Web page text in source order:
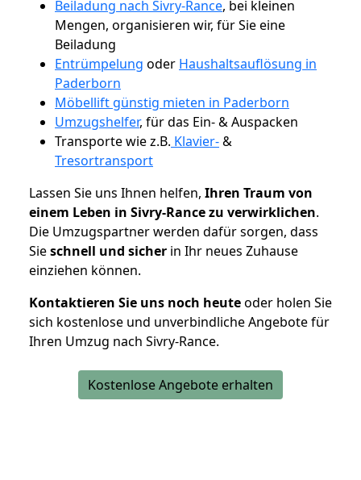
Beiladung nach Sivry-Rance, bei kleinen
Mengen, organisieren wir, für Sie eine
Beiladung
Entrümpelung oder Haushaltsauflösung in
Paderborn
Möbellift günstig mieten in Paderborn
Umzugshelfer, für das Ein- & Auspacken
Transporte wie z.B. Klavier-&
Tresortransport
Lassen Sie uns Ihnen helfen, Ihren Traum von
einem Leben in Sivry-Rance zu verwirklichen.
Die Umzugspartner werden dafür sorgen, dass
Sieschnell und sicher in Ihr neues Zuhause
einziehen können.
Kontaktieren Sie uns noch heuteoder holen Sie
sich kostenlose und unverbindliche Angebote für
Ihren Umzug nach Sivry-Rance.
Kostenlose Angebote erhalten